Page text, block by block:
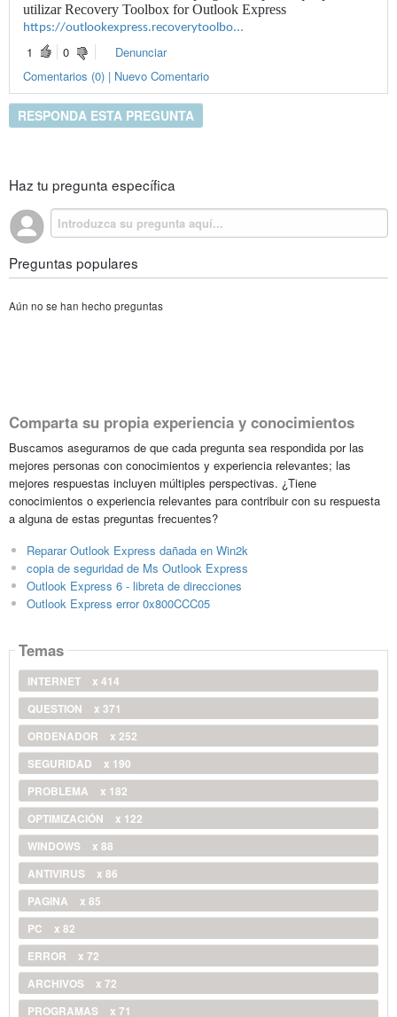
utilizar Recovery Toolbox for Outlook Express
https://outlookexpress.recoverytoolbo...
1 0
Denunciar
Comentarios (0) | Nuevo Comentario
RESPONDA ESTA PREGUNTA
Haz tu pregunta específica
Preguntas populares
Aún no se han hecho preguntas
Comparta su propia experiencia y conocimientos
Buscamos asegurarnos de que cada pregunta sea respondida por las
mejores personas con conocimientos y experiencia relevantes; las
mejores respuestas incluyen múltiples perspectivas. ¿Tiene
conocimientos o experiencia relevantes para contribuir con su respuesta
a alguna de estas preguntas frecuentes?
Reparar Outlook Express dañada en Win2k
copia de seguridad de Ms Outlook Express
Outlook Express 6 - libreta de direcciones
Outlook Express error 0x800CCC05
Temas
INTERNET
x 414
QUESTION
x 371
ORDENADOR
x 252
SEGURIDAD
x 190
PROBLEMA
x 182
OPTIMIZACIÓN
x 122
WINDOWS
x 88
ANTIVIRUS
x 86
PAGINA
x 85
PC
x 82
ERROR
x 72
ARCHIVOS
x 72
PROGRAMAS
x 71